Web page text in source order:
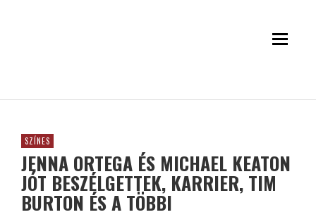
SZÍNES
JENNA ORTEGA ÉS MICHAEL KEATON
JÓT BESZÉLGETTEK, KARRIER, TIM
BURTON ÉS A TÖBBI